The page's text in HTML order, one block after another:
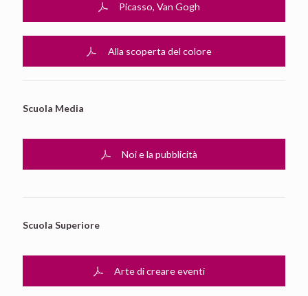
Picasso, Van Gogh
Alla scoperta del colore
Scuola Media
Noi e la pubblicità
Scuola Superiore
Arte di creare eventi